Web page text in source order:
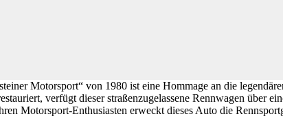
Motorsport“ von 1980 ist eine Hommage an die
verfügt dieser straßenzugelassene Rennwagen über
Motorsport-Enthusiasten erweckt dieses Auto die